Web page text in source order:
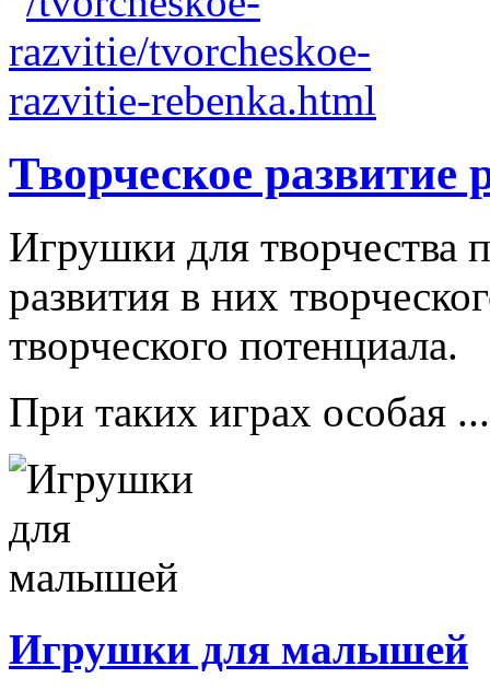
Творческое развитие
Игрушки для творчества
развития в них
творческого потенциала.
При таких играх особая ...
Игрушки для малышей